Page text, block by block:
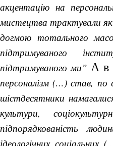
акцентацію на
мистецтва трактували як
догмою тотального
підтримуваного
підтримуваного ми”А в
персоналізм (…) став, по
шістдесятники
культури,
підпорядкованість
ідеологічних, соціальних,